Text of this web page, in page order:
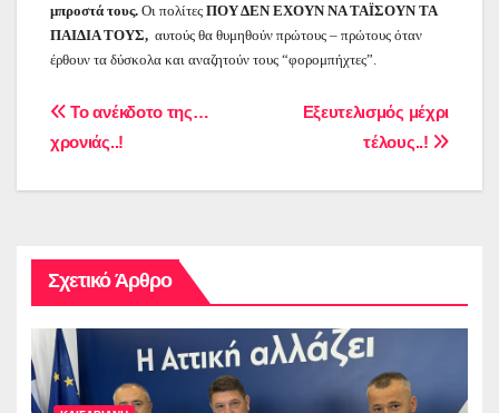
μπροστά τους. Οι πολίτες ΠΟΥ ΔΕΝ ΕΧΟΥΝ ΝΑ ΤΑΪΣΟΥΝ ΤΑ
ΠΑΙΔΙΑ ΤΟΥΣ, αυτούς θα θυμηθούν πρώτους – πρώτους όταν
έρθουν τα δύσκολα και αναζητούν τους “φορομπήχτες”.
Πλοήγηση
άρθρων
Εξευτελισμός μέχρι
τέλους..!
Το ανέκδοτο της…
χρονιάς..!
Σχετικό Άρθρο